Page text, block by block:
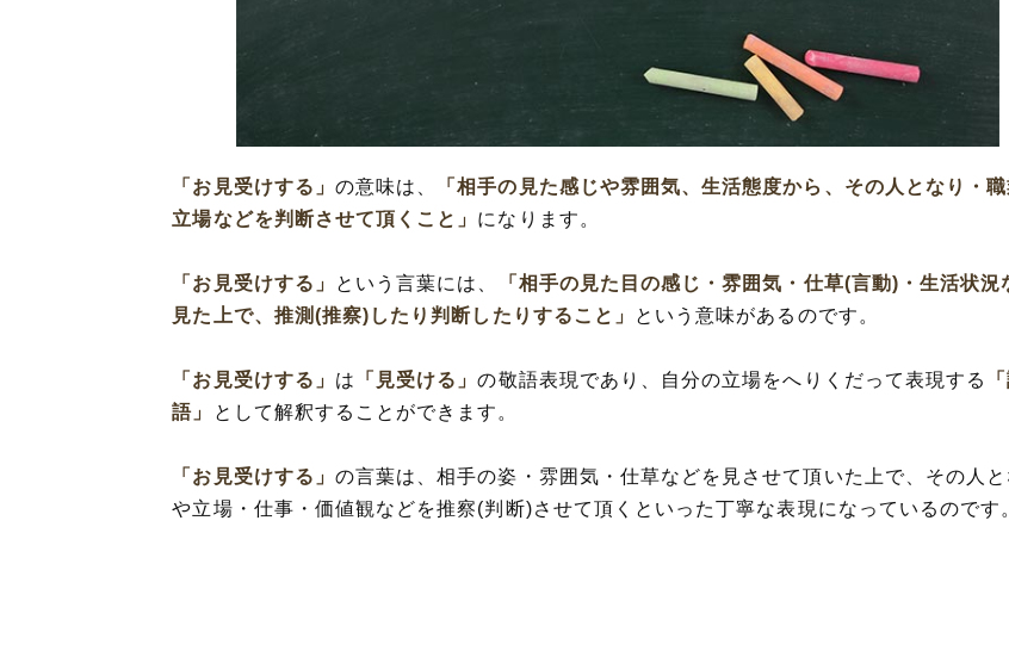
「お忙しいとお見受けする」の意味
「お見受けする」の言葉の使い方
「お見受けする」を使った例文や短文(解釈)
「お見受けする」の類語や類義表現
「お見受けする」 の意味は、
「相手の見た感じや雰囲気、生活態度から、その人となり・職
立場などを判断させて頂くこと」 になります。
「お見受けする」 という言葉には、
「相手の見た目の感じ・雰囲気・仕草(言動)・生活状況
見た上で、推測(推察)したり判断したりすること」
という意味があるのです。
「お見受けする」 は 「見受ける」の敬語表現であり、自分の立場をへりくだって表現する
語」
として解釈することができます。
「お見受けする」 の言葉は、相手の姿・雰囲気・仕草などを見させて頂いた上で、その人と
や立場・仕事・価値観などを推察(判断)させて頂くといった丁寧な表現になっているのです